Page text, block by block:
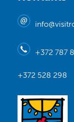
+372 787
+372 528 298